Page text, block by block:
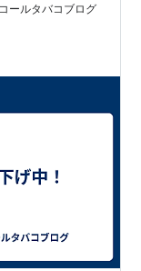
昔に外してま
やつでした。
一…
ールタバコブログ